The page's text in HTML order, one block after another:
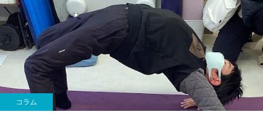
保険診療 自由診
交通事故の症状
交通事故の痛みは筋膜リリ
ースが有効です！（長野
スポーツの症状
膝が外れた感じがした
険サイン！（長野市）
コラム